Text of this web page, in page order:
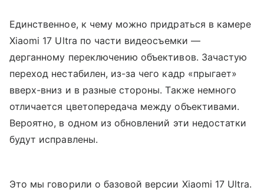
Единственное, к чему можно придраться в камере
Xiaomi 17 Ultra по части видеосъемки —
дерганному переключению объективов. Зачастую
переход нестабилен, из-за чего кадр «прыгает»
вверх-вниз и в разные стороны. Также немного
отличается цветопередача между объективами.
Вероятно, в одном из обновлений эти недостатки
будут исправлены.
Это мы говорили о базовой версии Xiaomi 17 Ultra.